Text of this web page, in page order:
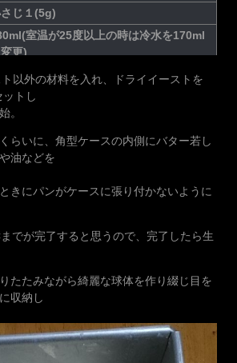
じ１(5g)
室温が25度以上の時は冷水を170ml
更)
さじ1(2.8g)
以外の材料を入れ、ドライイーストを
トし
。
らいに、角型ケースの内側にバター若し
油などを
きにパンがケースに張り付かないように
でが完了すると思うので、完了したら生
たたみながら綺麗な球体を作り綴じ目を
収納し